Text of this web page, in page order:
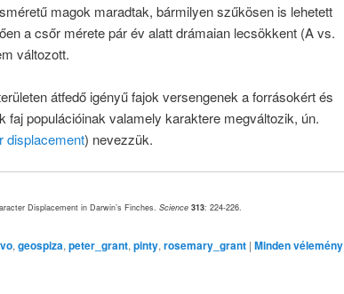
magok maradtak, bármilyen szűkösen is lehetett
a csőr mérete pár év alatt drámaian lecsökkent (A vs.
változott.
átfedő igényű fajok versengenek a forrásokért és
faj populációinak valamely karaktere megváltozik, ún.
displacement) nevezzük.
Displacement in Darwin’s Finches. Science 313: 224-226.
, geospiza, peter_grant, pinty, rosemary_grant | Minden vélemény